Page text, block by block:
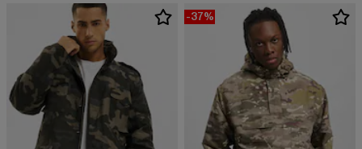
-37%